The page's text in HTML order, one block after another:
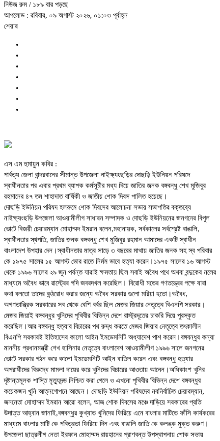
নিউজ রুম / ১৮৯ বার পড়ছে
আপলোড : রবিবার, ০৯ অগাস্ট ২০২৬, ০১:০৩ পূর্বাহ্ন
শেয়ার
এস এম হুমায়ুন কবির :
পার্বত্য জেলা বান্দরবানের সীমান্ত উপজেলা নাইক্ষ্যংছড়ির দোছড়ি ইউনিয়ন পরিষদে
স্বাধীনতার পর এবার প্রথম ব্যাপক কর্মসূচীর মধ্য দিয়ে জাতির জনক বঙ্গবন্ধু শেখ মুজিবুর
রহমানের ৪৭ তম শাহাদাত বার্ষিকী ও জাতীয় শোক দিবস পালিত হয়েছে।
দোছড়ি ইউনিয়ন পরিষদ হলরুমে শোক দিবসের আলোচনা সভায় সভাপতির বক্তব্যে
নাইক্ষ্যংছড়ি উপজেলা আওয়ামীলীগ সাধারন সম্পাদক ও দোছড়ি ইউনিয়নের জনগনের বিপুল
ভোটে বিজয়ী চেয়ারম্যান মোহাম্মদ ইমরান বলেন,মহানায়ক, সর্বকালের সর্বশ্রেষ্ট বাঙালি,
স্বাধীনতার স্থপতি, জাতির জনক বঙ্গবন্ধু শেখ মুজিবুর রহমান আমাদের একটি স্বাধীন
বাংলাদেশ উপহার দেন।স্বাধীনতার মাত্র সাড়ে ৩ বছরের মাথায় জাতির জনক সহ স্ব পরিবার
কে ১৯৭৫ সালের ১৫ আগস্ট ভোর রাতে নির্মম ভাবে হত্যা করেন।১৯৭৫ সালের ১৬ আগস্ট
থেকে ১৯৯৬ সালের ২৯ জুন পর্যন্ত যারাই ক্ষমতায় ছিল সবাই অবৈধ পথে অথবা বন্দুকের নলের
মাধ্যমে অবৈধ ভাবে রাস্ট্রের গদি জবরদখল করেছিল। বিরোধী মতের গণতন্ত্রের পক্ষে যারা
কথা বলতো তাদের কন্ঠরোধ করার জন্যে অবৈধ সরকার গুলো মরিয়া হতো।অবৈধ,
অগণতান্ত্রিক সরকারের সব থেকে বেশি বর্বর ছিল মেজর জিয়ার নেতৃত্বে বিএনপি সরকার।
মেজর জিয়াই বঙ্গবন্ধুর খুনিদের পৃথিবীর বিভিন্ন দেশে রাস্ট্রদূতের চাকরি দিয়ে পুরস্কৃত
করেছিল।আর বঙ্গবন্ধু হত্যার বিচারের পথ রুদ্ধ করতে মেজর জিয়ার নেতৃত্বে তৎকালীন
বিএনপি সরকারই ইতিহাসের কালো আইন ইমডেমনিটি অধ্যাদেশ পাশ করেন।বঙ্গবন্ধুর কন্যা
মাননীয় প্রধানমন্ত্রী শেখ হাসিনার নেতৃত্বে বাংলাদেশ আওয়ামীলীগ ১৯৯৬ সালে জনগনের
ভোটে সরকার গঠন করে কালো ইমডেমনিটি আইন বাতিল করেন এবং বঙ্গবন্ধু হত্যার
অপরাধীদের বিরুদ্ধে মামলা দায়ের করে খুনিদের বিচারের আওতায় আনেন।অধিকাংশ খুনির
দৃষ্টান্তমূলক শাস্তি মৃত্যুদন্ড নিশ্চিত করা গেলে ও এখনো পৃথিবীর বিভিন্ন দেশে বঙ্গবন্ধুর
কয়েকজন খুনি আত্নগোপনে আছেন। দোছড়ি ইউনিয়ন পরিষদের নবনির্বাচিত চেয়ারম্যান,
জননেতা মোহাম্মদ ইমরান আরো বলেন, আজ শোক দিবসের মঞ্চে দাড়িয়ে সরকারের প্রতি
উদাত্ত আহ্বান জানাই,বঙ্গবন্ধুর কুখ্যাত খুনিদের ফিরিয়ে এনে বাংলার মাটিতে ফাঁসি কার্যকরের
মাধ্যমে বাংলার মাটি কে পবিত্রতা ফিরিয়ে দিন এবং বাঙালি জাতি কে কলঙ্ক মুক্ত করুণ।
উপজেলা ছাত্রলীগ নেতা ইরফান মোহাম্মদ রায়হানের প্রাণবন্ত উপস্থাপনায় শোক সভায়